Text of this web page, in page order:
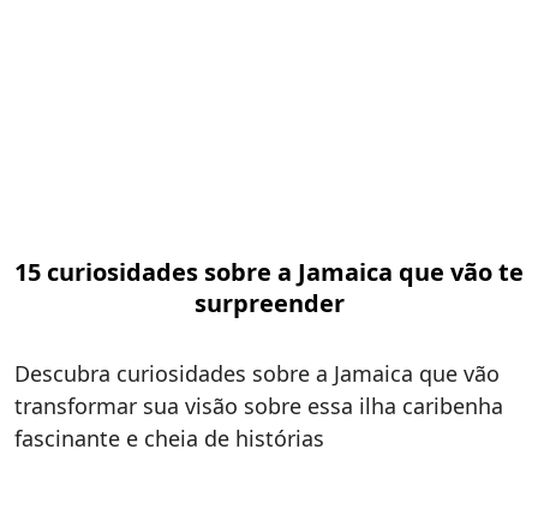
15 curiosidades sobre a Jamaica que vão te
surpreender
Descubra curiosidades sobre a Jamaica que vão
transformar sua visão sobre essa ilha caribenha
fascinante e cheia de histórias